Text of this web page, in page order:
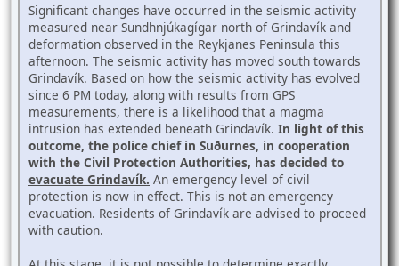
Significant changes have occurred in the seismic activity
measured near Sundhnjúkagígar north of Grindavík and
deformation observed in the Reykjanes Peninsula this
afternoon. The seismic activity has moved south towards
Grindavík. Based on how the seismic activity has evolved
since 6 PM today, along with results from GPS
measurements, there is a likelihood that a magma
intrusion has extended beneath Grindavík. In light of this
outcome, the police chief in Suðurnes, in cooperation
with the Civil Protection Authorities, has decided to
evacuate Grindavík. An emergency level of civil
protection is now in effect. This is not an emergency
evacuation. Residents of Grindavík are advised to proceed
with caution.